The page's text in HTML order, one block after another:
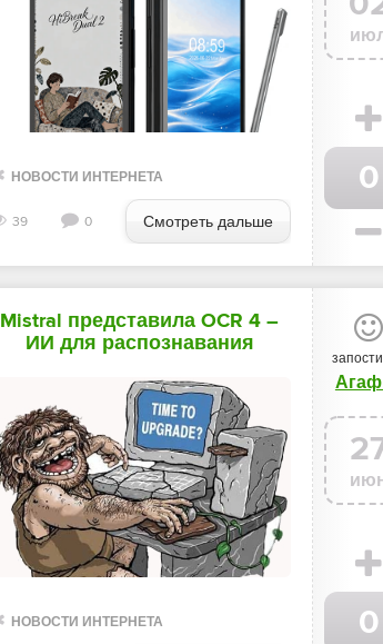
НОВОСТИ ИНТЕРНЕТА
39 0 Смотреть дальше
0
Mistral представила OCR 4 –
ИИ для распознавания
«Новости мира Интернет»
НОВОСТИ ИНТЕРНЕТА 0